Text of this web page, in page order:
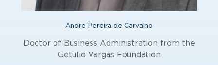
Andre Pereira de Carvalho
Doctor of Business Administration from the
Getulio Vargas Foundation